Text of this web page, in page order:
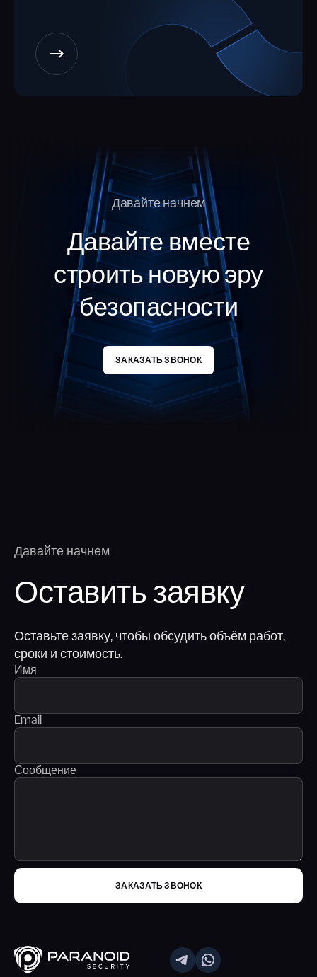
Давайте начнем
Давайте вместе
строить новую эру
безопасности
ЗАКАЗАТЬ ЗВОНОК
Давайте начнем
Оставить заявку
Оставьте заявку, чтобы обсудить объём работ,
сроки и стоимость.
Имя
Email
Сообщение
ЗАКАЗАТЬ ЗВОНОК